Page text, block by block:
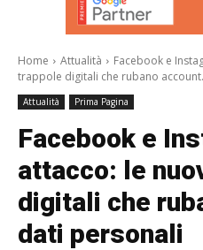
Home
Attualità
Facebook e
trappole digitali che rubano
Attualità Prima Pagina
Facebook e
attacco: le
digitali che
dati personali